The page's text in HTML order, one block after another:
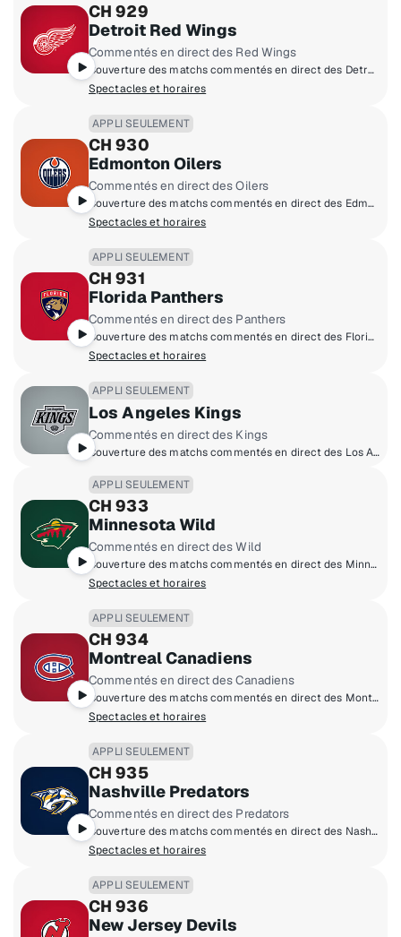
CH 929
Detroit Red Wings
Commentés en direct des Red Wings
Couverture des matchs commentés en direct des Detroit Red Wings à domicile.
Spectacles et horaires
APPLI SEULEMENT
CH 930
Edmonton Oilers
Commentés en direct des Oilers
Couverture des matchs commentés en direct des Edmonton Oilers à domicile.
Spectacles et horaires
APPLI SEULEMENT
CH 931
Florida Panthers
Commentés en direct des Panthers
Couverture des matchs commentés en direct des Florida Panthers à domicile.
Spectacles et horaires
APPLI SEULEMENT
Los Angeles Kings
Commentés en direct des Kings
Couverture des matchs commentés en direct des Los Angeles Kings à domicile.
APPLI SEULEMENT
CH 933
Minnesota Wild
Commentés en direct des Wild
Couverture des matchs commentés en direct des Minnesota Wild à domicile.
Spectacles et horaires
APPLI SEULEMENT
CH 934
Montreal Canadiens
Commentés en direct des Canadiens
Couverture des matchs commentés en direct des Montreal Canadiens à domicile.
Spectacles et horaires
APPLI SEULEMENT
CH 935
Nashville Predators
Commentés en direct des Predators
Couverture des matchs commentés en direct des Nashville Predators à domicile.
Spectacles et horaires
APPLI SEULEMENT
CH 936
New Jersey Devils